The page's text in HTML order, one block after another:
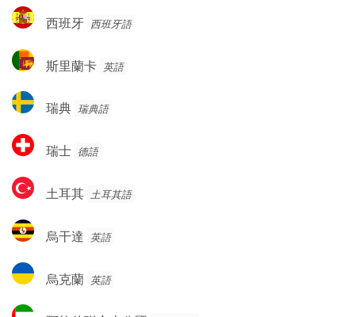
西
班
西班牙 西班牙語
斯
里
卡
斯里蘭卡 英語
瑞
典
瑞典 瑞典語
瑞
士
瑞士 德語
土
耳
土耳其 土耳其語
烏
干
烏干達 英語
烏
克
烏克蘭 英語
阿